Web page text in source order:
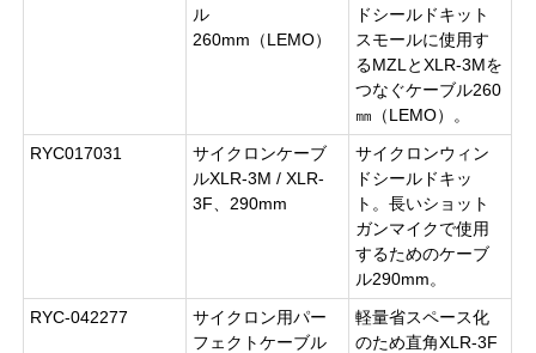
ル
260mm（LEMO）
ドシールドキット
スモールに使用す
るMZLとXLR-3Mを
つなぐケーブル260
㎜（LEMO）。
RYC017031
サイクロンケーブ
ルXLR-3M / XLR-
3F、290mm
サイクロンウィン
ドシールドキッ
ト。長いショット
ガンマイクで使用
するためのケーブ
ル290mm。
RYC-042277
サイクロン用パー
フェクトケーブル
軽量省スペース化
のため直角XLR-3F